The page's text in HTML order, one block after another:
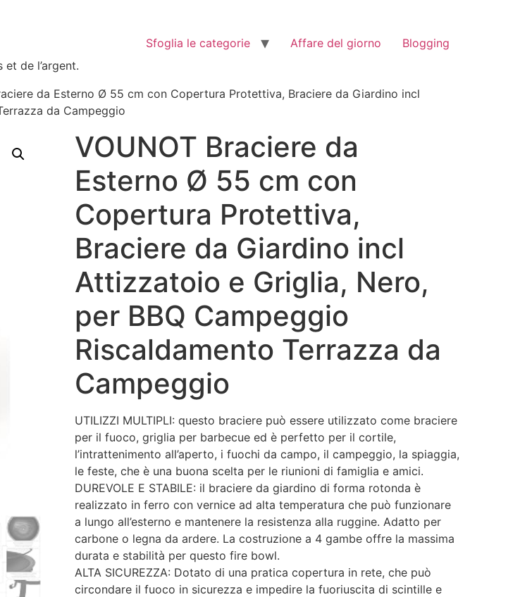
de l’argent.
Sfoglia le categorie Affare del giorno Blogging
da Esterno Ø 55 cm con Copertura Protettiva, Braciere da Giardino incl
da Campeggio
VOUNOT Braciere da
Esterno Ø 55 cm con
Copertura Protettiva,
Braciere da Giardino incl
Attizzatoio e Griglia, Nero,
per BBQ Campeggio
Riscaldamento Terrazza da
Campeggio
UTILIZZI MULTIPLI: questo braciere può essere utilizzato come braciere
per il fuoco, griglia per barbecue ed è perfetto per il cortile,
l’intrattenimento all’aperto, i fuochi da campo, il campeggio, la spiaggia,
le feste, che è una buona scelta per le riunioni di famiglia e amici.
DUREVOLE E STABILE: il braciere da giardino di forma rotonda è
realizzato in ferro con vernice ad alta temperatura che può funzionare
a lungo all’esterno e mantenere la resistenza alla ruggine. Adatto per
carbone o legna da ardere. La costruzione a 4 gambe offre la massima
durata e stabilità per questo fire bowl.
ALTA SICUREZZA: Dotato di una pratica copertura in rete, che può
circondare il fuoco in sicurezza e impedire la fuoriuscita di scintille e